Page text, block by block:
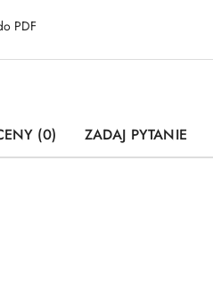
PDF
(0) ZADAJ PYTANIE